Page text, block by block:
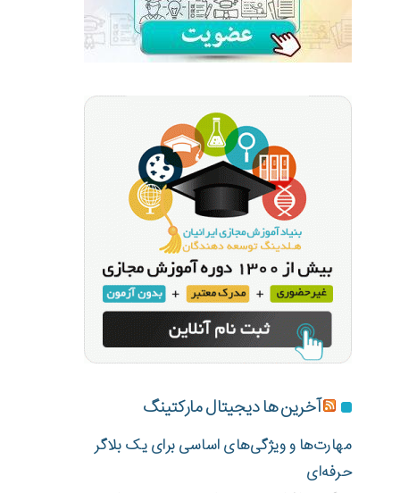
آخرین ها دیجیتال مارکتینگ
مهارت‌ها و ویژگی‌های اساسی برای یک بلاگر
حرفه‌ای